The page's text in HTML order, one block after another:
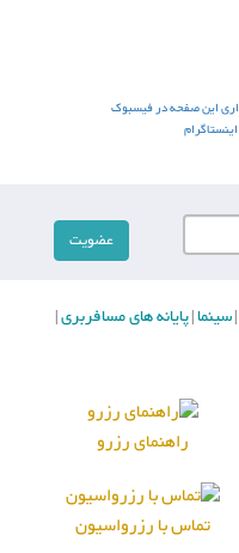
|سینما|پایانه های مسافربری|
راهنمای رزرو
تماس با رزرواسیون